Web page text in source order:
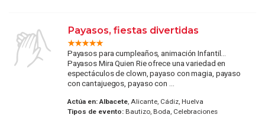
Payasos, fiestas divertidas
Payasos para cumpleaños, animación Infantil...
Payasos Mira Quien Rie ofrece una variedad en
espectáculos de clown, payaso con magia, payaso
con cantajuegos, payaso con ...
Actúa en: Albacete, Alicante, Cádiz, Huelva
Tipos de evento:Bautizo, Boda, Celebraciones